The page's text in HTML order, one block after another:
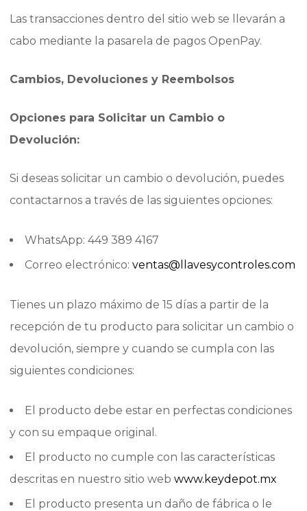
Las transacciones dentro del sitio web se llevarán a
cabo mediante la pasarela de pagos OpenPay.
Cambios, Devoluciones y Reembolsos
Opciones para Solicitar un Cambio o
Devolución:
Si deseas solicitar un cambio o devolución, puedes
contactarnos a través de las siguientes opciones:
WhatsApp: 449 389 4167
Correo electrónico: ventas@llavesycontroles.com
Tienes un plazo máximo de 15 días a partir de la
recepción de tu producto para solicitar un cambio o
devolución, siempre y cuando se cumpla con las
siguientes condiciones:
El producto debe estar en perfectas condiciones
y con su empaque original.
El producto no cumple con las características
descritas en nuestro sitio web www.keydepot.mx
El producto presenta un daño de fábrica o le